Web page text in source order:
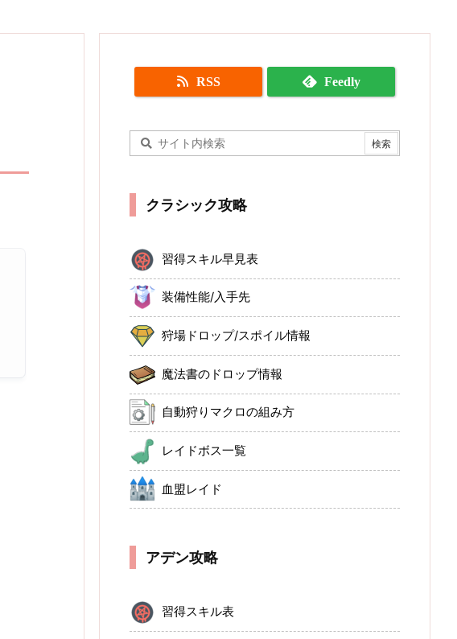
RSS Feedly
クラシック攻略
習得スキル早見表
装備性能/入手先
狩場ドロップ/スポイル情報
魔法書のドロップ情報
自動狩りマクロの組み方
レイドボス一覧
血盟レイド
アデン攻略
習得スキル表